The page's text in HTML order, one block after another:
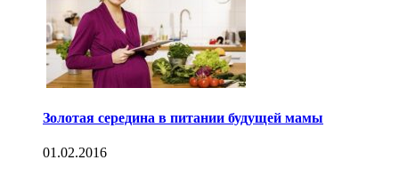
Золотая середина в питании будущей мамы
01.02.2016